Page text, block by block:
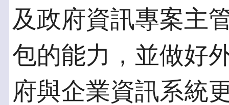
及政府資訊專案主
包的能力，並做好
府與企業資訊系統